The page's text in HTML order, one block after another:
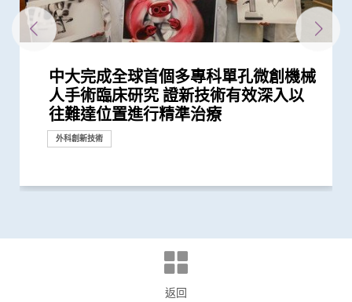
中大完成全球首個多專科單孔微創機械
人手術臨床研究 證新技術有效深入以
往難達位置進行精準治療
外科創新技術
中大成功利用自家研發的腹腔鏡機械人
完成橫跨歐亞三地20,000公里遙距手術
彰顯香港突破地域界限 匯聚國際知名...
外科創新技術
信興教育及慈善基金機械人外科教授趙
偉仁教授就職演講： 「鼎新革故 夢想
成真：從醫學、藝術，到機械、科研」
獎項及榮譽
中大與世界頂尖學府加強跨學科醫療機
械人研究合作 重塑醫學診斷和治療的
未來發展
國際合作
港韓瑞三地學者聯手研頂尖醫學科技
創新納米技術治療消化道及心血管疾病
國際合作
中大在內鏡技術取得重大突破 成功完
成全港首宗無創內鏡機械人手術
外科創新技術
中大醫科2026/27學年推新課程模式CU
Medicine Plus 三層架構課程 裝備新
一代醫者多元能力 迎接醫療新世代
醫學教育
中大全球首創手術機械人多功能自動化
具身智能平台 完成活體動物驗證
外科創新技術
中大醫學院獲李嘉誠基金會捐贈亞洲首
台Histotripsy 2.0系統 共30名患者獲
資助接受組織碎化技術治肝癌
捐款
中大醫學院成全球首個測試AI輔助上消
化道內鏡系統基地 有望提升早期胃癌
檢測準確度及協助培訓內鏡醫生
國際合作
中大醫學院與奧林巴斯簽署合作備忘錄
共建「臨床前及臨床研究中心」 發展
內鏡及腹腔鏡創新科技
外科創新技術
中大醫學院證實新超聲波內窺鏡引流術
治療惡性膽管阻塞 成功率較常規治療
更高 治療時間亦更短
研究
中大醫學院與海外外科專家聯合建議
新冠患者將手術延後七星期以減低死亡
風險
國際合作
中大醫學院研究顯示吸煙為全球膀胱癌
主因 聯同多國專家制訂「經尿道膀胱
腫瘤整塊切除術」的臨床指引
研究
中大賽馬會齊心防癌計劃公布首3,500
名市民篩查結果 顯示「一站式多樣癌
症篩查」有效
健康推廣計劃
香港中文大學與蘇黎世聯邦理工學院結
盟 共同研發創新醫學科技治腸胃病
國際合作
中大全球首項研究確認新大腸癌高風險
群組
研究
中大醫學院成功植入「脈衝產生器」醫
治胃酸倒流
外科創新技術
中大率先引入無創經口內鏡賁門切開術
治療食道功能失調症
外科創新技術
中大證實美沙酮於心臟手術後止痛效果
遠勝嗎啡 急性疼痛減輕六成 鴉片
類藥物依賴性降低近七成
研究
中大率先在港引入前列腺癌多模式局部
定位治療 大幅降低手術及住院時間、
創傷和後遺症
外科創新技術
中大醫學院與美國國家醫學院慶祝締結
備忘錄夥伴關係並 舉辦中大—美國國
家醫學院傑出講座暨國際衞生政策研...
國際合作
中大校長盧煜明教授與醫學院院長趙偉
仁教授獲選為歐洲科學院外籍院士
獎項及榮譽
中大發現調整生活方式的介入治療方案
可減輕近七成愛滋病病毒感染者的代謝
性脂肪肝病情
研究
中大研究揭示未來十年香港每千人將有
一人患上炎症性腸病 醫療負擔飆升至
每年逾四億港元 情況急需正視
研究
中大利用港產内鏡手術機械人 完成全
球首個機械人輔助「經尿道膀胱腫瘤整
塊切除術」治膀胱癌
外科創新技術
中大醫學院創建亞洲首個膀胱癌類器官
生物庫 實現「先試後治」精準醫療
研究
中大醫學院開創兒童宏基因組組裝基因
組數據庫（MAGIC） 促進生命早期微
生物群研究
研究
創科賦能 智慧醫療 -– 手術機器人產業
新趨勢研討會暨康諾思騰與香港中文大
學醫學院簽署合作備忘錄簽署儀式
里程碑
中大醫學院與正大天晴簽署合作框架協
議 緊密結合及發揮內地與香港醫藥創
新科研、人才培訓、轉化和產業優勢
國際合作
中大與瑞士蘇黎世聯邦理工學院聯手
全球首次在活體動物成功進行橫跨歐亞
的遠程遙距磁控內窺鏡手術
外科創新技術
中大與港大共同開發互動式多階段機械
人定位器 以術中磁力共振引導 用於立
體定位神經外科手術
研究
中大研究估算在本港新冠Omicron病
毒流行期間 半數感染個案未被發現
研究
中大醫學院證實以AI輔助大腸內窺鏡檢
查 腺瘤檢測率增加四成 並成功訓練AI
輔助早期消化道癌症治療
外科創新技術
中大宣佈委任趙偉仁教授為醫學院院長
里程碑
中大醫學院證實內窺鏡胃腸繞道術治療
惡性胃出口阻塞 成效更高、住院時間
更短
研究
醫務衞生局到訪中大醫學院 參觀先進
醫學教研設施 與教職員及學生會面交
流
醫學教育
中大在大中華地區首次引入嶄新組合式
機械人手術系統 在根治性前列腺切除
手術效果滿意
外科創新技術
中大何善衡傳染病研究中心成立
捐款
中大醫學院腸胃科率領全球多國專家制
定臨床指引 以「非入侵性生物標誌
物」篩查大腸癌
研究
中大醫學院成功利用新混合人造血管支
架 完成亞洲首個一站式多部位胸腔主
動脈手術
研究
中大醫科生研究發現STK3激酶促進胃
癌發展 可作為獨立預後指標
教育
中大研究顯示止血粉可作上消化道出血
的一線治療方法
研究
中大領導亞洲多地專家進行研究顯示
「機械人輔助根治性全膀胱切除連體內
尿路重建手術」減出血量及加快術後...
研究
中大嶄新技術 以糞便細菌基因偵測大
腸癌及瘜肉復發 靈敏度逾九成
研究
中大成功研發可在體內快速傳輸的「生
物合成軟體微型機械人」 突破現有儀
器限制 深入狹窄腔道治療消化道疾病
研究
中大及浸大推出「精胺風險評分」診斷
前列腺癌
研究
中大發現能預測「前列腺動脈栓塞術」
成效的指標 可避免良性前列腺肥大患
者術後出現副作用
研究
中大醫學院聯同全球糖尿病知名專家合
作四年 為《刺針》制定糖尿病多元綜
合策略
國際合作
中大全基因組測序技術為慣性流產夫婦
作更精準的遺傳病因檢測及診斷
研究
中大拆解為急性上消化道出血患者進行
內鏡檢查的時間謎團
研究
中大醫學院公布「2019新型冠狀病毒社
區研究」結果
研究
嬰兒腸道菌群影響一生 中大團隊研
「三歲定八十」之謎
研究
中大研究發現田園生活有助預防兒童罹
患哮喘
研究
患有多囊卵巢綜合症華人女性的糖尿病
風險是非患病人士的4倍
研究
多元化預防衰老活動有助減低衰老狀況
逾8成「前期衰老」長者逆轉為「非衰
老」
研究
中大改良英國胎兒醫學基金會之「三重
檢測方法」 證可提升亞洲孕婦「早產
妊娠毒血症檢出率」一倍
研究
中大率先引入全基因組測序技術作胎兒
產前診斷
研究
中大成功應用混合手術室「經氣管微波
消融術」 無創治肺癌成亞太首例
外科創新技術
中大率先將「文物觀賞」融入醫學教育
效法耶魯醫學院模式 提升觀察及表達
能力 裨益臨床診症
教育
「中大賽馬會齊心防癌計劃」啟動 免
費為萬名市民進行檢測 研肥胖與多種
癌症關係
健康推廣計劃
中大研究揭示全球大腸癌發病率有年輕
化趨勢
研究
中大利用「混合手術室」結合「電磁導
航支氣管鏡」技術 實時影像追蹤及抽
取微細病變組織 能診治少至2毫米...
外科創新技術
中大率國際研究 訂治療肺癌基因變異
新典範
研究
中大公布「動脈粥樣硬化」形成新發現
揭示心血管疾病治療新方向
研究
中大推全球首項運用「單細胞基因技
術」檢測卵子質素研究 破解卵子老化
及女性不育之謎
研究
中大公布全球首項「針對亞士匹靈引致
腸道出血」的新發現 停服亞士匹靈可
增加患嚴重心血管疾病及死亡風險逾...
研究
中大研究發現每5名糖尿病患者中 1人
因脂肪肝引致嚴重肝纖維化或肝硬化
研究
中大成立周佩芳認知障礙預防研究中心
設立一站式簡易網站提供認知障礙症資
訊
研究
中大進行亞洲首項家居清潔劑對兒童健
康影響的全面流行病學研究 發現經常
使用家居清潔劑可增加引發兒童鼻炎...
研究
中大成立全球首個華人「早發性認知障
礙症」研究登記冊
研究
中大港大率先應用3D打印技術於複雜
心臟手術
研究
中大與全球30多國專家合作研究 發現
小中風新藥物療法
研究
中大與多國中風專家領導一項全球研究
發現及早評估與治療「小中風」可降低
七成中風風險
研究
中大研究發現本地每5名口咽癌患者1人
感染HPV病毒 推公眾篩查以了解口腔感
染HPV情況
研究
中大就七種常見呼吸道病毒進行全港首
個流行病學分析 發現「呼吸道合胞病
毒」及「甲型流感」為兩大致命病毒
研究
中大聯同國際專家發現引致腦退化基
因 為治療及預防「阿茲海默氏症」帶
來新方向
研究
中大推全港首個「多發性硬化症」中西
醫結合治療先導計劃 助患者控制病情
並紓緩疲勞及認知症狀
研究
中大公布亞洲首項針對肥胖「睡眠窒息
症」患者生活模式研究 證實個人化輔
導療程有效減輕病情
研究
中大研究「腸道微生物移植」治療難辨
梭菌感染 治癒率為傳統抗生素治療的3
倍
研究
中大率先引入「高頻信號檢測」技術以
確定腦部手術範圍 有效提升複雜性腦
癇症手術成效約三成
外科創新技術
中大成功研發新物料有助骨質疏鬆性骨
折固定和癒合 可縮短三成癒合時間 提
升三成骨骼強度
研究
中大醫學院許樹昌教授於《刺針》發表
評論新沙士文章 強調醫院感染控制措
施對控制疫情極為重要
研究
中大推算本地吸煙人士一生至少花逾百
萬購煙草產品 籲戒煙為健康財富雙增
值
研究
中大倡議新藥物治療標準逆轉腦血管硬
化
研究
中大最新研究揭示本港每年逾十萬非酒
精性脂肪肝新症
研究
中大發現本港孕婦乙肝帶菌率維持偏高
與25年前未引入初生嬰兒全面疫苗計劃
時相若
研究
中大醫科生研究發現本港高血壓人士藥
物依從性未如理想 僅五成患者血壓受
控
研究
中文大學與倫敦帝國學院共同推動創新
醫療科技
國際合作
中大研究指朋儕關顧 可減少受情緒困
擾之糖尿患者住院百分比
研究
中大與養和醫院攜手研究 發現抑鬱症
患者出現睡眠行為障礙或是腦退化先兆
研究
中大成立周毓浩創新醫學技術中心 促
進醫學及工程跨學科合作 轉化尖端科
技至臨床應用
捐款
社區衰老狀況篩查 發現65歲或以上的
社區人口中 過半已踏入前期衰老
研究
亞洲首例 中大率先引入「胃起搏器」
助胃癱病人恢復消化功能
外科創新技術
中大成立一期臨床研究中心 加強本地
新藥開發
研究
中大公布香港市民運動模式與情緒病風
險研究 揭示身心運動有助減低情緒病
風險
研究
香港中文大學成立消化疾病研究國家重
點實驗室 提升消化道疾病診治水平
造福人類健康
研究
中大公布香港慢性腎病透析患者就業研
究並提倡中末期患者接受透析前的早期
教育計劃
研究
中大研究發現成年人及長者感染呼吸道
合胞病毒和流感病毒可致命
研究
中大公布小中風的最新藥物治療方法
研究
香港和澳門的炎症性腸病新增個案高踞
亞太區首三位 中大成立資料庫助市民
增加認知
研究
中大評估及治療逾300名因吸食氯胺酮
而患有排尿功能障礙青年 最新研究證
實綜合消炎治療能顯著改善病情
研究
香港中文大學研究發現，身體和認知活
動可以維護與改進輕度認知損害患者的
大腦功能
研究
中大推全港大型「鼻咽癌血液測試研究
計劃」 現招募二萬名市民參與 冀有效
偵測早期患者
研究
中大研究揭示輕度聽障對兒童學習及言
語的影響 現招募聽障學童參與研究計
劃以探討復康介入成效
研究
香港中文大學－威爾斯親王醫院心血管
混合手術室正式開幕 多功能設施有助
提升手術成效
臨床服務
中大發現四成冠心病高危人士患有大腸
癌前期腫瘤
研究
大腸癌將成為香港頭號癌症 中大引入
大腸膠囊內視鏡助預防大腸癌
外科創新技術
中大率先在本港利用深腦刺激治療遲發
性肌張力失調症
外科創新技術
中大發現脂肪肝患者患大腸瘜肉機會較
高
研究
中大首創大腸瘜肉預測指數及早預防腸
癌
臨床服務
返回